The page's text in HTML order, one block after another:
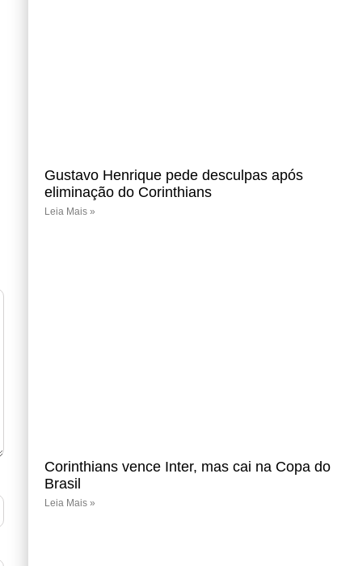
Gustavo Henrique pede desculpas após
eliminação do Corinthians
Leia Mais »
Corinthians vence Inter, mas cai na Copa do
Brasil
Leia Mais »